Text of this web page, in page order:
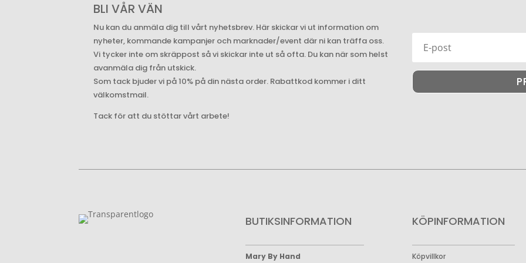
BLI VÅR VÄN
Nu kan du anmäla dig till vårt nyhetsbrev. Här skickar vi ut information om
nyheter, kommande kampanjer och marknader/event där ni kan träffa oss.
Vi tycker inte om skräppost så vi skickar inte ut så ofta. Du kan när som helst
avanmäla dig från utskick.
Som tack bjuder vi på 10% på din nästa order. Rabattkod kommer i ditt
välkomstmail.
Tack för att du stöttar vårt arbete!
BUTIKSINFORMATION
Mary By Hand
KÖPINFORMATION
Köpvillkor